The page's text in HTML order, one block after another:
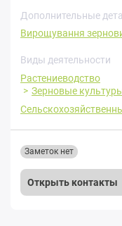
Дополнительные
Вирощування
Виды деятельности
Растениеводство
Зерновые
Открыть контакты
Заметок нет